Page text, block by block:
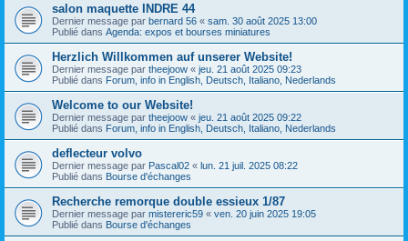
salon maquette INDRE 44
Dernier message par bernard 56 « sam. 30 août 2025 13:00
Publié dans Agenda: expos et bourses miniatures
Herzlich Willkommen auf unserer Website!
Dernier message par theejoow « jeu. 21 août 2025 09:23
Publié dans Forum, info in English, Deutsch, Italiano, Nederlands
Welcome to our Website!
Dernier message par theejoow « jeu. 21 août 2025 09:22
Publié dans Forum, info in English, Deutsch, Italiano, Nederlands
deflecteur volvo
Dernier message par Pascal02 « lun. 21 juil. 2025 08:22
Publié dans Bourse d'échanges
Recherche remorque double essieux 1/87
Dernier message par mistereric59 « ven. 20 juin 2025 19:05
Publié dans Bourse d'échanges